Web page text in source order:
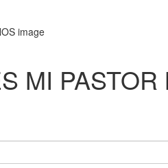
MI PASTOR